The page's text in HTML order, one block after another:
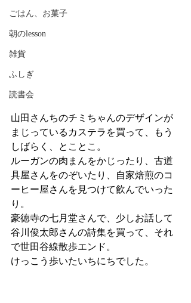
ごはん、お菓子
朝のlesson
雑貨
ふしぎ
読書会
山田さんちのチミちゃんのデザインが
まじっているカステラを買って、もう
しばらく、とことこ。
ルーガンの肉まんをかじったり、古道
具屋さんをのぞいたり、自家焙煎のコ
ーヒー屋さんを見つけて飲んでいった
り。
豪徳寺の七月堂さんで、少しお話して
谷川俊太郎さんの詩集を買って、それ
で世田谷線散歩エンド。
けっこう歩いたいちにちでした。